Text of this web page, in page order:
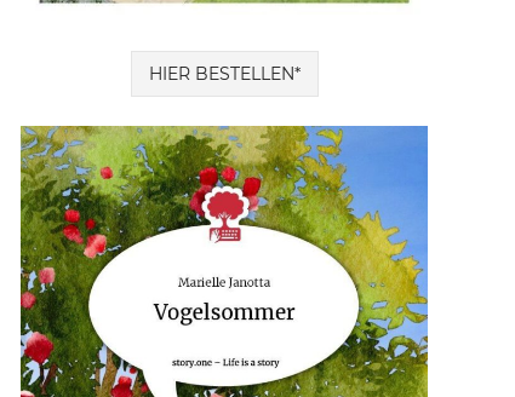
HIER BESTELLEN*